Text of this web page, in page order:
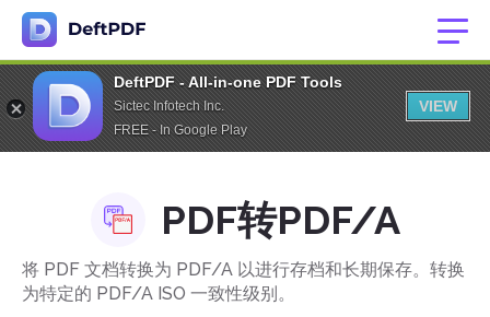
DeftPDF - All-in-one PDF Tools
Sictec Infotech Inc.
FREE - In Google Play
VIEW
PDF转PDF/A
将 PDF 文档转换为 PDF/A 以进行存档和长期保存。转换
为特定的 PDF/A ISO 一致性级别。